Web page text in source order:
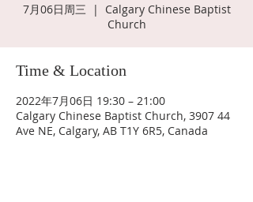
7月06日周三
  |
Calgary Chinese Baptist
Church
Time & Location
2022年7月06日 19:30 – 21:00
Calgary Chinese Baptist Church, 3907 44
Ave NE, Calgary, AB T1Y 6R5, Canada